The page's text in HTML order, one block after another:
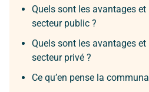
Quels sont les avantages
secteur public ?
Quels sont les avantages
secteur privé ?
Ce qu’en pense la